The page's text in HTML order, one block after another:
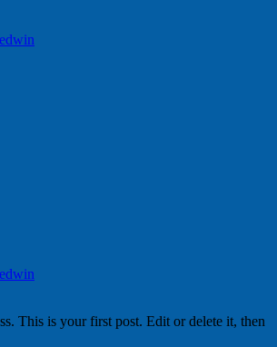
edwin
edwin
This is your first post. Edit or delete it, then